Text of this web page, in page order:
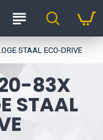
STAAL ECO-DRIVE
83X
STAAL